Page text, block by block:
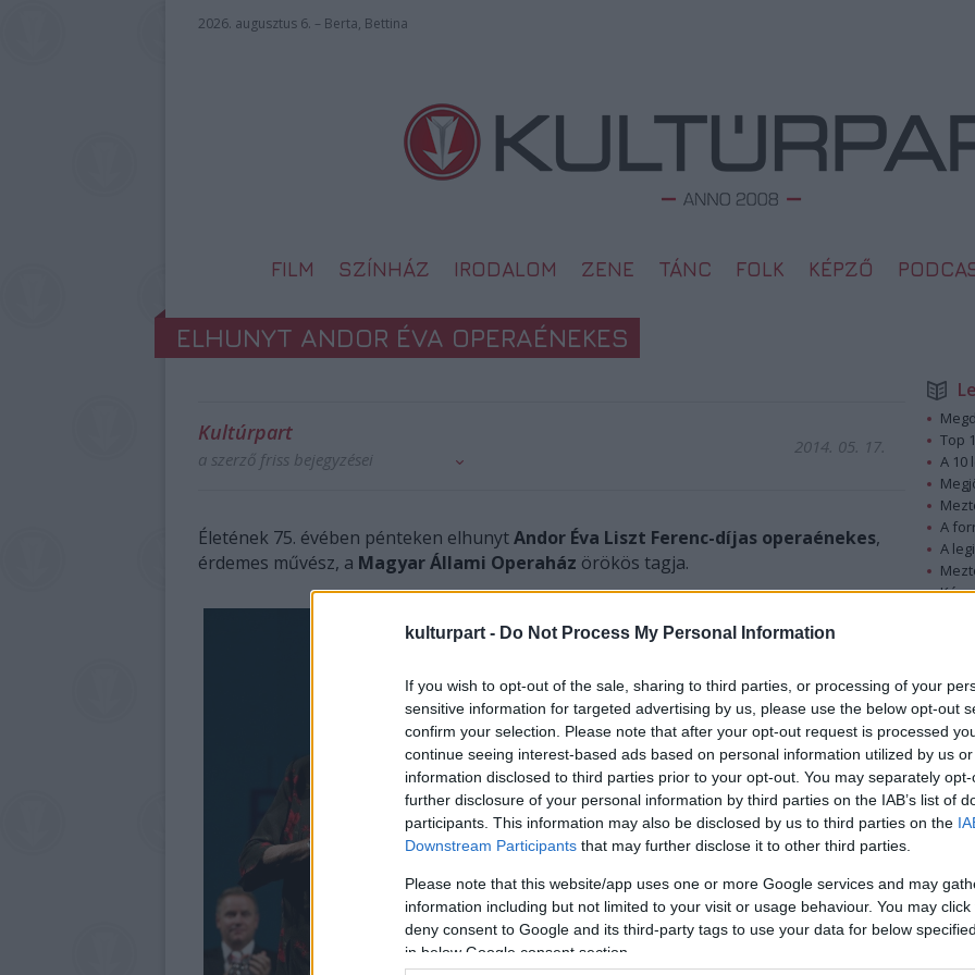
kulturpart - Do Not Process My Personal Information
If you wish to opt-out of the sale, sharing to third parties, or processing of your
sensitive information for targeted advertising by us, please use the below opt-out
confirm your selection. Please note that after your opt-out request is processed
continue seeing interest-based ads based on personal information utilized by us
information disclosed to third parties prior to your opt-out. You may separately
further disclosure of your personal information by third parties on the IAB’s list of
participants. This information may also be disclosed by us to third parties on the
Downstream Participants that may further disclose it to other third parties.
Please note that this website/app uses one or more Google services and may
information including but not limited to your visit or usage behaviour. You may
deny consent to Google and its third-party tags to use your data for below
in below Google consent section.
2026. augusztus 6. – Berta, Bettina
FILM SZÍNHÁZ IRODALOM ZENE TÁNC FOLK KÉPZŐ
ELHUNYT ANDOR ÉVA OPERAÉNEKES
Kultúrpart
a szerző friss bejegyzései
2014. 05. 17.
Életének 75. évében pénteken elhunytAndor Éva Liszt Ferenc-díjas operaénekes,
érdemes művész, a Magyar Állami Operaház örökös tagja.
halottjának tekinti, temetéséről később
Operaház.
Andor Éva 1939. december 15-én született
Prácser Éva néven. Művésznevét Andor Ilona
karvezetőtől és zenepedagógustól
"kölcsönözte", aki tanára volt. Tagja volt Andor
Ilona gyermekkórusának, sokat szerepelt a
Zeneművészeti Főiskolán tanult 1958-tól 1964-
ig, majd 1965-től 1972-ig Berlinben képezte
tovább énektudását.
Top
A 10
A
A